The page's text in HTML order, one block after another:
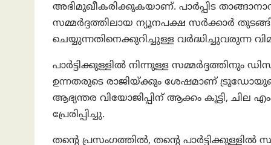
അഭിമുഖീകരിക്കുകയാണ്. പാർപ്പിട
സമ്മർദ്ദത്തിലായ ന്യൂനപക്ഷ സർക്കാർ
ചെയ്യുന്നതിനെക്കുറിച്ചുള്ള വർദ്ധിച്ചുവരുന്ന
പാർട്ടിക്കുള്ളിൽ നിന്നുള്ള സമ്മർദ്ദത്തിനും
ഉന്നതരുടെ രാജിയ്ക്കും ശേഷമാണ് ട്രൂഡോയുടെ
ആഭ്യന്തര വിയോജിപ്പിന് ആക്കം കൂട്ടി, ചില
പ്രേരിപ്പിച്ചു.
തൻ്റെ പ്രസംഗത്തിൽ, തൻ്റെ